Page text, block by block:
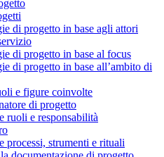
di progetto in base agli attori
di progetto in base al focus
di progetto in base all’ambito di
e figure coinvolte
di progetto
ruoli e responsabilità
processi, strumenti e rituali